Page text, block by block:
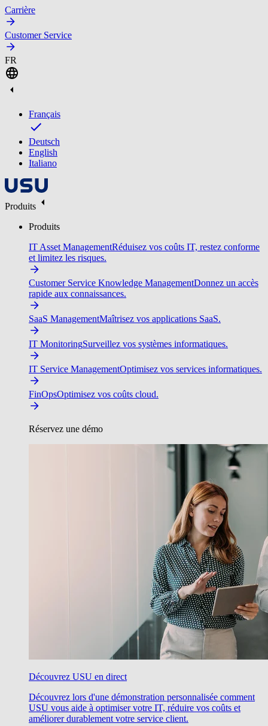
Carrière
Customer Service
FR
Français
Deutsch
English
Italiano
Produits
Produits
IT Asset ManagementRéduisez vos coûts IT, restez conforme
et limitez les risques.
Customer Service Knowledge ManagementDonnez un accès
rapide aux connaissances.
SaaS ManagementMaîtrisez vos applications SaaS.
IT MonitoringSurveillez vos systèmes informatiques.
IT Service ManagementOptimisez vos services informatiques.
FinOpsOptimisez vos coûts cloud.
Réservez une démo
Découvrez USU en direct
Découvrez lors d'une démonstration personnalisée comment
USU vous aide à optimiser votre IT, réduire vos coûts et
améliorer durablement votre service client.